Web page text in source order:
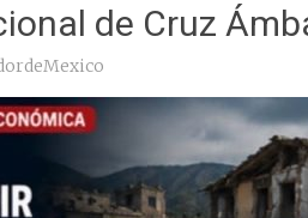
de Cruz